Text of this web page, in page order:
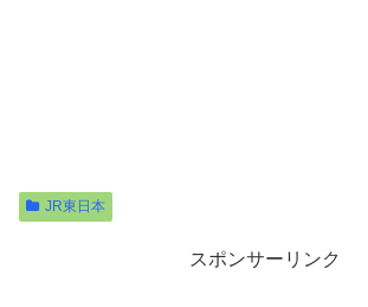
JR東日本
スポンサーリンク